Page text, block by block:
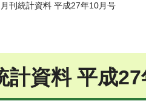
刊統計資料 平成27年10月号
計資料 平成